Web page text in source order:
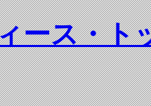
ース・ト